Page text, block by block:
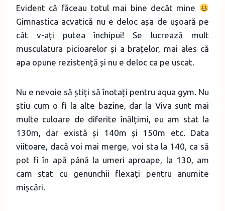
Evident că făceau totul mai bine decât mine
Gimnastica acvatică nu e deloc așa de ușoară pe
cât v-ați putea închipui! Se lucrează mult
musculatura picioarelor și a brațelor, mai ales că
apa opune rezistență și nu e deloc ca pe uscat.
Nu e nevoie să știți să înotați pentru aqua gym. Nu
știu cum o fi la alte bazine, dar la Viva sunt mai
multe culoare de diferite înălțimi, eu am stat la
130m, dar există și 140m și 150m etc. Data
viitoare, dacă voi mai merge, voi sta la 140, ca să
pot fi în apă până la umeri aproape, la 130, am
cam stat cu genunchii flexați pentru anumite
mișcări.